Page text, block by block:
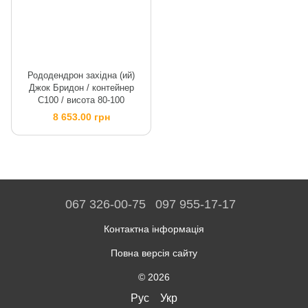
Рододендрон західна (ий)
Джок Бридон / контейнер
C100 / висота 80-100
8 653.00 грн
067 326-00-75 097 955-17-17
Контактна інформація
Повна версія сайту
© 2026
Рус Укр